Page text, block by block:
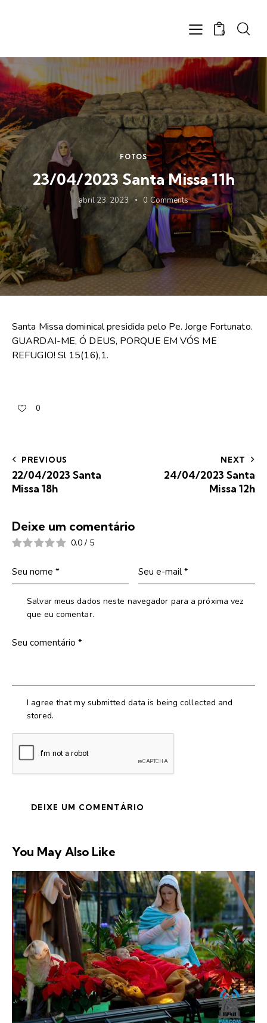
0
FOTOS
23/04/2023 Santa Missa 11h
abril 23, 2023 0 Comments
Santa Missa dominical presidida pelo Pe. Jorge Fortunato.
GUARDAI-ME, Ó DEUS, PORQUE EM VÓS ME
REFUGIO! Sl 15(16),1.
0
PREVIOUS
22/04/2023 Santa
Missa 18h
NEXT
24/04/2023 Santa
Missa 12h
Deixe um comentário
0.0 / 5
Salvar meus dados neste navegador para a próxima vez
que eu comentar.
I agree that my submitted data is being collected and
stored.
You May Also Like